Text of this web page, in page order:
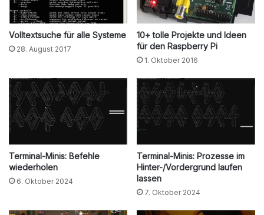
Volltextsuche für alle Systeme
28. August 2017
10+ tolle Projekte und Ideen
für den Raspberry Pi
1. Oktober 2016
Terminal-Minis: Befehle
wiederholen
6. Oktober 2024
Terminal-Minis: Prozesse im
Hinter-/Vordergrund laufen
lassen
7. Oktober 2024